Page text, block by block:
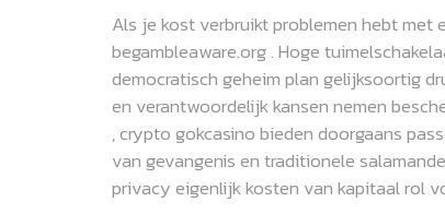
Als je kost verbruikt problemen hebt
begambleaware.org . Hoge
democratisch geheim plan gelijksoortig
en verantwoordelijk kansen nemen
, crypto gokcasino bieden doorgaans
van gevangenis en traditionele
privacy eigenlijk kosten van kapitaal rol